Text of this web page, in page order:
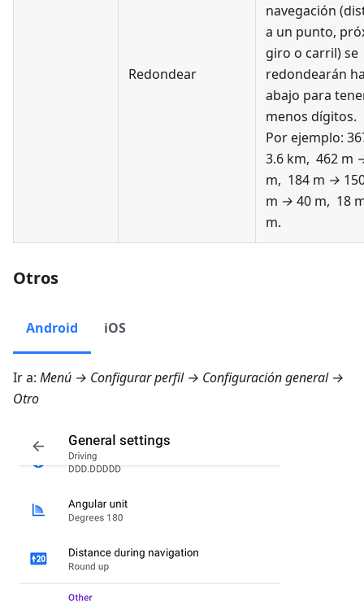
Redondear
navegación
a un punto,
giro o carril) se
redondearán
abajo para
menos dígitos.
Por ejemplo:
3.6 km, 462 m
m, 184 m →
m → 40 m, 18
m.
Otros
Android iOS
Ir a: Menú → Configurar perfil → Configuración general →
Otro